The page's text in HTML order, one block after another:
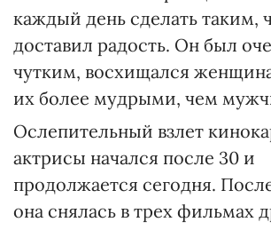
каждый день сделать таким,
доставил радость. Он был
чутким, восхищался
их более мудрыми, чем
Ослепительный взлет
актрисы начался после 30 и
продолжается сегодня.
она снялась в трех фильмах